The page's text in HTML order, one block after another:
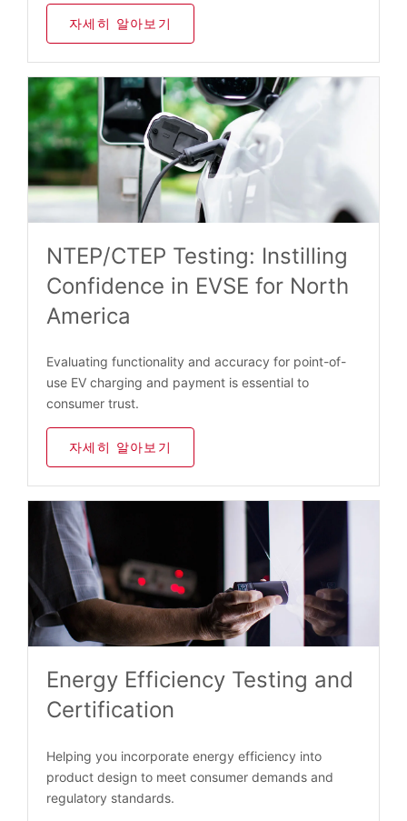
자세히 알아보기
NTEP/CTEP Testing: Instilling
Confidence in EVSE for North
America
Evaluating functionality and accuracy for point-of-
use EV charging and payment is essential to
consumer trust.
자세히 알아보기
Energy Efficiency Testing and
Certification
Helping you incorporate energy efficiency into
product design to meet consumer demands and
regulatory standards.